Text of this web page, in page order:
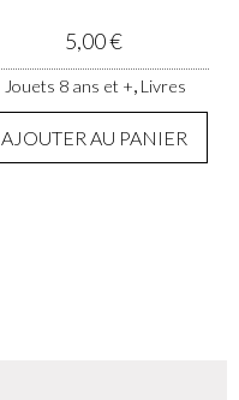
5,00€
Jouets 8 ans et +, Livres
AJOUTER AU PANIER